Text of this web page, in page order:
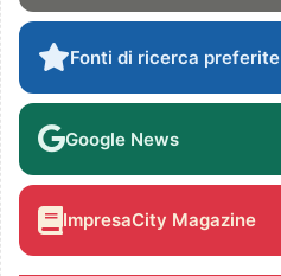
Fonti di ricerca preferite
Google News
ImpresaCity Magazine